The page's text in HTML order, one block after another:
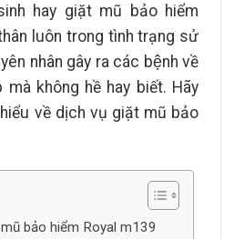
hay giặt mũ bảo hiểm
luôn trong tình trạng sử
nhân gây ra các bệnh về
không hề hay biết. Hãy
về dịch vụ giặt mũ bảo
bảo hiểm Royal m139